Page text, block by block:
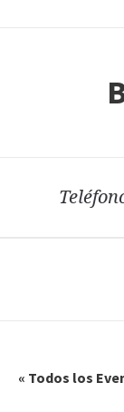
« Todos los